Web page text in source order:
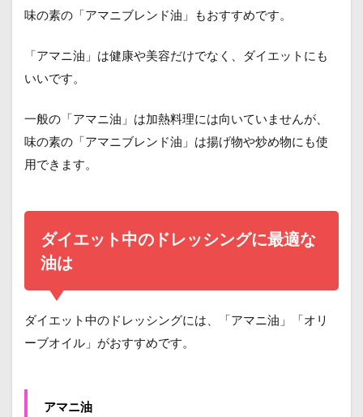
味の素の「アマニブレンド油」もおすすめです。
「アマニ油」は健康や美容だけでなく、ダイエットにも
いいです。
一般の「アマニ油」は加熱料理には向いていませんが、
味の素の「アマニブレンド油」は揚げ物や炒め物にも使
用できます。
ダイエット中のドレッシングに最適な
油は
ダイエット中のドレッシングには、「アマニ油」「オリ
ーブオイル」がおすすめです。
アマニ油